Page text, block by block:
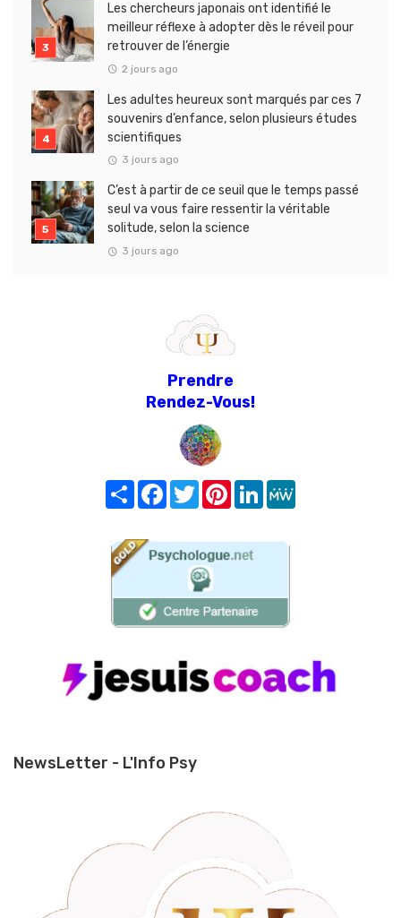
Les chercheurs japonais ont identifié le
meilleur réflexe à adopter dès le réveil pour
retrouver de l’énergie
2 jours ago
Les adultes heureux sont marqués par ces 7
souvenirs d’enfance, selon plusieurs études
scientifiques
3 jours ago
C’est à partir de ce seuil que le temps passé
seul va vous faire ressentir la véritable
solitude, selon la science
3 jours ago
Prendre
Rendez-Vous!
Share FacebookTwitterPinterest
LinkedIn
NewsLetter - L'Info Psy